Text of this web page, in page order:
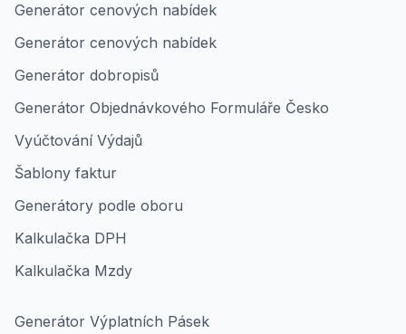
Generátor cenových nabídek
Generátor cenových nabídek
Generátor dobropisů
Generátor Objednávkového Formuláře Česko
Vyúčtování Výdajů
Šablony faktur
Generátory podle oboru
Kalkulačka DPH
Kalkulačka Mzdy
Generátor Výplatních Pásek